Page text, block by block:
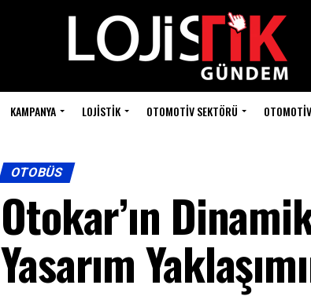
KAMPANYA LOJISTIK OTOMOTIV SEKTÖRÜ OTOMOTIV
OTOBÜS
Otokar’ın
Yasarım